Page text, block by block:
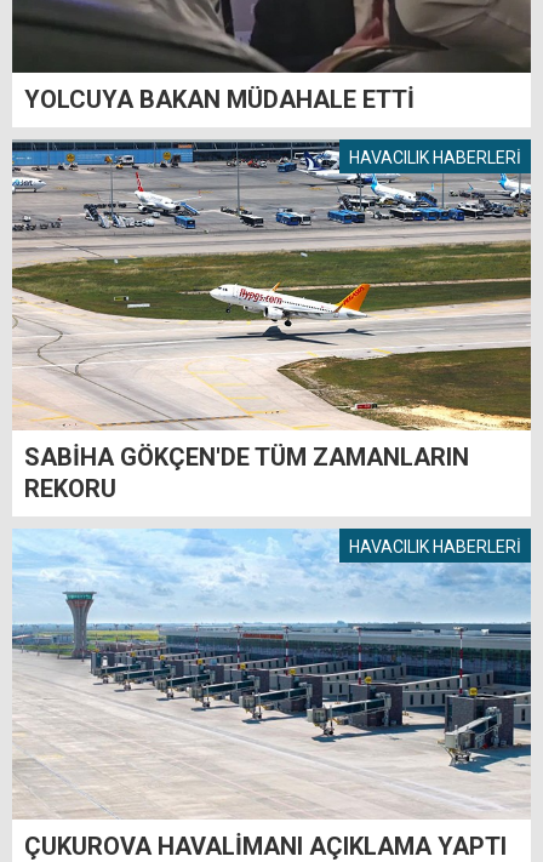
YOLCUYA BAKAN MÜDAHALE ETTİ
HAVACILIK HABERLERİ
SABİHA GÖKÇEN'DE TÜM ZAMANLARIN
REKORU
HAVACILIK HABERLERİ
ÇUKUROVA HAVALİMANI AÇIKLAMA YAPTI